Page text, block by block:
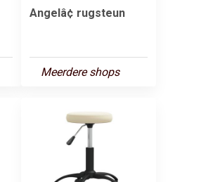
Angelâ¢ rugsteun
Meerdere shops